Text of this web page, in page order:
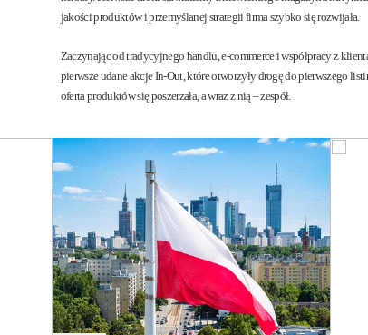
jakości produktów i przemyślanej strategii firma szybko się rozwijała.
Zaczynając od tradycyjnego handlu, e-commerce i współpracy z
pierwsze udane akcje In-Out, które otworzyły drogę do pierwszego
oferta produktów się poszerzała, a wraz z nią – zespół.